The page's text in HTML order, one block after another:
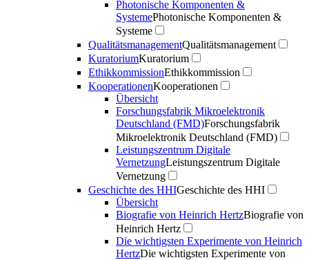
Photonische Komponenten &
SystemePhotonische Komponenten &
Systeme
QualitätsmanagementQualitätsmanagement
KuratoriumKuratorium
EthikkommissionEthikkommission
KooperationenKooperationen
Übersicht
Forschungsfabrik Mikroelektronik
Deutschland (FMD)Forschungsfabrik
Mikroelektronik Deutschland (FMD)
Leistungszentrum Digitale
VernetzungLeistungszentrum Digitale
Vernetzung
Geschichte des HHIGeschichte des HHI
Übersicht
Biografie von Heinrich HertzBiografie von
Heinrich Hertz
Die wichtigsten Experimente von Heinrich
HertzDie wichtigsten Experimente von